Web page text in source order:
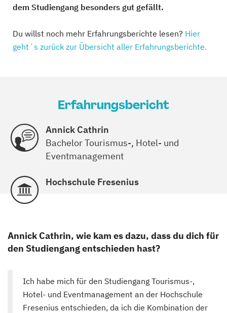
dem Studiengang besonders gut gefällt.
Du willst noch mehr Erfahrungsberichte lesen? Hier
geht´s zurück zur Übersicht aller Erfahrungsberichte.
Erfahrungsbericht
Annick Cathrin
Bachelor Tourismus-, Hotel- und
Eventmanagement
Hochschule Fresenius
Annick Cathrin, wie kam es dazu, dass du dich für
den Studiengang entschieden hast?
Ich habe mich für den Studiengang Tourismus-,
Hotel- und Eventmanagement an der Hochschule
Fresenius entschieden, da ich die Kombination der